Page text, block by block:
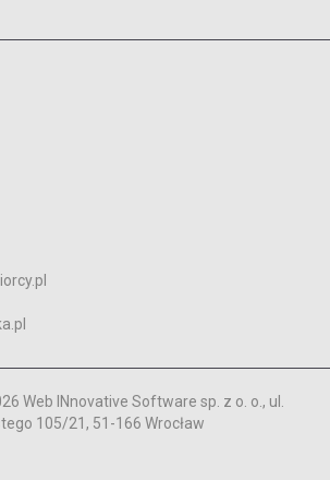
Web INnovative Software sp. z o. o., ul.
105/21, 51-166 Wrocław